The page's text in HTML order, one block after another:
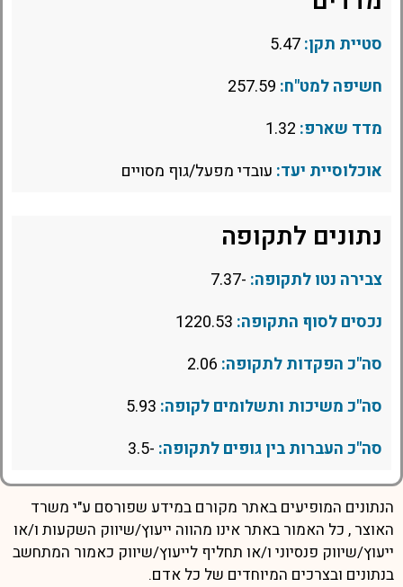
סטיית תקן:
חשיפה למט"ח:
מדד שארפ:
אוכלוסיית יעד: עובדי מפעל/גוף מסויים
נתונים לתקופה
צבירה נטו לתקופה: -7.37
נכסים לסוף התקופה:
סה"כ הפקדות לתקופה:
סה"כ משיכות ותשלומים לקופה:
סה"כ העברות בין גופים לתקופה: -3.5
הנתונים המופיעים באתר מקורם במידע שפורסם ע"י משרד
האוצר , כל האמור באתר אינו מהווה ייעוץ/שיווק השקעות ו/או
ייעוץ/שיווק פנסיוני ו/או תחליף לייעוץ/שיווק כאמור המתחשב
בנתונים ובצרכים המיוחדים של כל אדם.